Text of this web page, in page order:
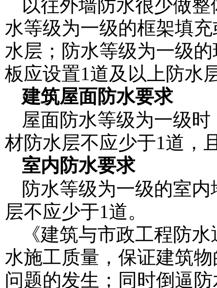
以往外墙防水很少做
水等级为一级的框架填
水层；防水等级为一级
板应设置1道及以上防水
建筑屋面防水要求
屋面防水等级为一级
材防水层不应少于1道，
室内防水要求
防水等级为一级的室
层不应少于1道。
《建筑与市政工程防
水施工质量，保证建筑
问题的发生；同时倒逼